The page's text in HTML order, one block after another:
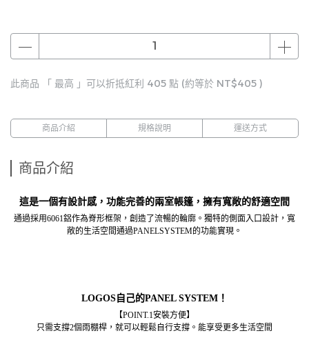
此商品 「 最高 」可以折抵紅利 405 點 (約等於 NT$405 )
商品介紹 規格說明 運送方式
商品介紹
這是一個有設計感，功能完善的兩室帳篷，擁有寬敞的舒適空間
通過採用6061鋁作為脊形框架，創造了流暢的輪廓。 獨特的側面入口設計，寬
敞的生活空間通過PANELSYSTEM的功能實現。
LOGOS自己的PANEL SYSTEM！
【POINT.1安裝方便】
只需支撐2個雨棚桿，就可以輕鬆自行支撐。能享受更多生活空間